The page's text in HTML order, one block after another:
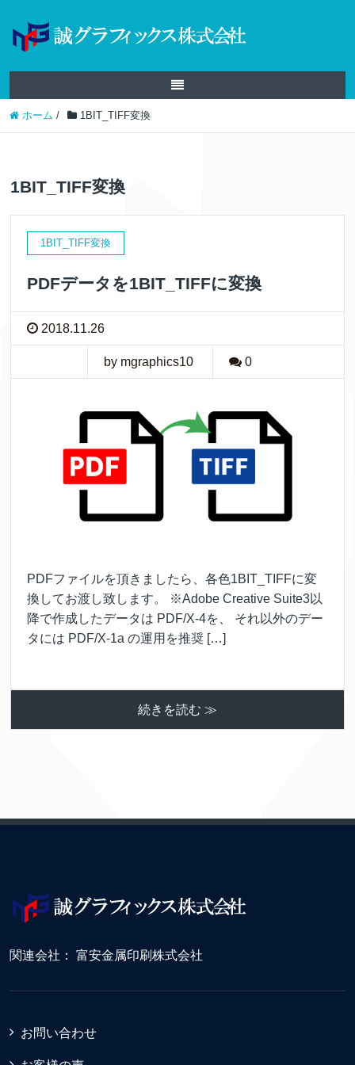
ホーム / 1BIT_TIFF変換
1BIT_TIFF変換
1BIT_TIFF変換
PDFデータを1BIT_TIFFに変換
2018.11.26
by mgraphics10 0
PDFファイルを頂きましたら、各色1BIT_TIFFに変
換してお渡し致します。 ※Adobe Creative Suite3以
降で作成したデータは PDF/X-4を、 それ以外のデー
タには PDF/X-1a の運用を推奨 […]
続きを読む ≫
関連会社： 富安金属印刷株式会社
お問い合わせ